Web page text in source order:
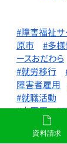
#障害福祉サ
原市
#多様
ースおだわら
#就労移行
障害者雇用
#就職活動
#小田原
#
#就労
#MyPieceお
資料請求